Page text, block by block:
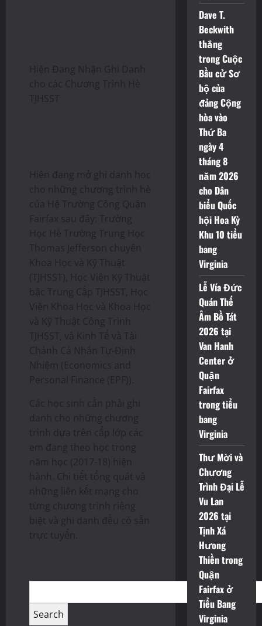
Hiện Đang Nhận Ghi Danh
cho các Chương Trình Hè
TJHSST
Hiện đang mở ghi danh học
cho những chương trình hè
của Hệ Trường Công Quận
Fairfax sau đây: Trường
Học Hè Trường Trung Học
Thomas Jefferson chuyên
Khoa Học và Kỹ Thuật
(TJHSST), Học Viện Kỹ Thuật
bậc Trung Cấp TJHSST, Học
Viện Khoa Học và Khoa Học
và Kỹ Thuật Công Trình
TJHSST, và Kinh Tế và Tài
Chánh Cá Nhân Tự-Định
Nhiệm (Economics and
Personal Finance (EPF)).
Các học sinh cần phải ghi
danh cho những chương
trình dựa trên cấp lớp các
em đang theo học trong
năm học (2017-18) hiện
hành. Chi tiết tổng quát và
những liên kết mạng cho
từng chương trình riêng
biệt và ghi danh đều có sẵn
trực tuyến.
Dave T.
Beckwith
thắng
trong Cuộc
Bầu cử Sơ
bộ của
đảng Cộng
hòa vào
Thứ Ba
ngày 4
tháng 8
năm 2026
cho Dân
biểu Quốc
hội Hoa Kỳ
Khu 10 tiểu
bang
Virginia
Lễ Vía Đức
Quán Thế
Âm Bồ Tát
2026 tại
Van Hanh
Center ở
Quận
Fairfax
trong tiểu
bang
Virginia
Thư Mời và
Chương
Trình Đại Lễ
Vu Lan
2026 tại
Tịnh Xá
Hưong
Thiền trong
Quận
Fairfax ở
Tiểu Bang
Virginia